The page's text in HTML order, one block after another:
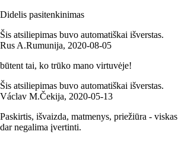
Didelis pasitenkinimas
Šis atsiliepimas buvo automatiškai išverstas.
Rus A.Rumunija, 2020‑08‑05
būtent tai, ko trūko mano virtuvėje!
Šis atsiliepimas buvo automatiškai išverstas.
Václav M.Čekija, 2020‑05‑13
Paskirtis, išvaizda, matmenys, priežiūra -
dar negalima įvertinti.